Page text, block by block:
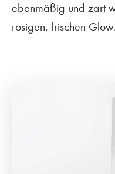
ebenmäßig und zart
rosigen, frischen